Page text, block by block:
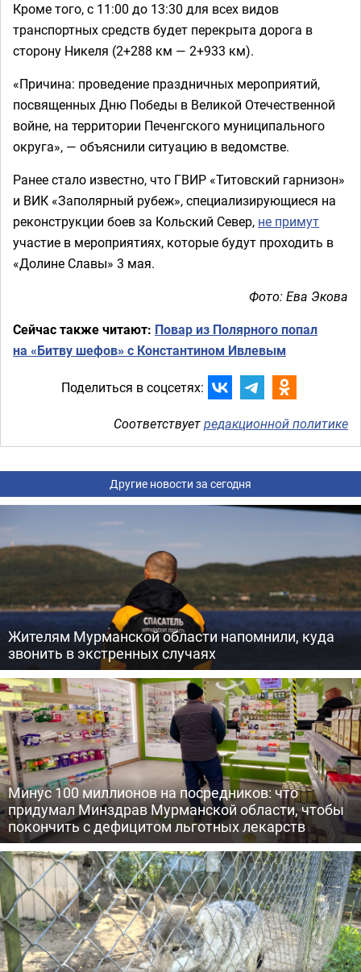
Кроме того, с 11:00 до 13:30 для всех видов
транспортных средств будет перекрыта дорога в
сторону Никеля (2+288 км — 2+933 км).
«Причина: проведение праздничных мероприятий,
посвященных Дню Победы в Великой Отечественной
войне, на территории Печенгского муниципального
округа», — объяснили ситуацию в ведомстве.
Ранее стало известно, что ГВИР «Титовский гарнизон»
и ВИК «Заполярный рубеж», специализирующиеся на
реконструкции боев за Кольский Север, не примут
участие в мероприятиях, которые будут проходить в
«Долине Славы» 3 мая.
Фото: Ева Экова
Сейчас также читают: Повар из Полярного попал
на «Битву шефов» с Константином Ивлевым
Поделиться в соцсетях:
Соответствуетредакционной политике
Другие новости за сегодня
Жителям Мурманской области напомнили, куда
звонить в экстренных случаях
Минус 100 миллионов на посредников: что
придумал Минздрав Мурманской области, чтобы
покончить с дефицитом льготных лекарств